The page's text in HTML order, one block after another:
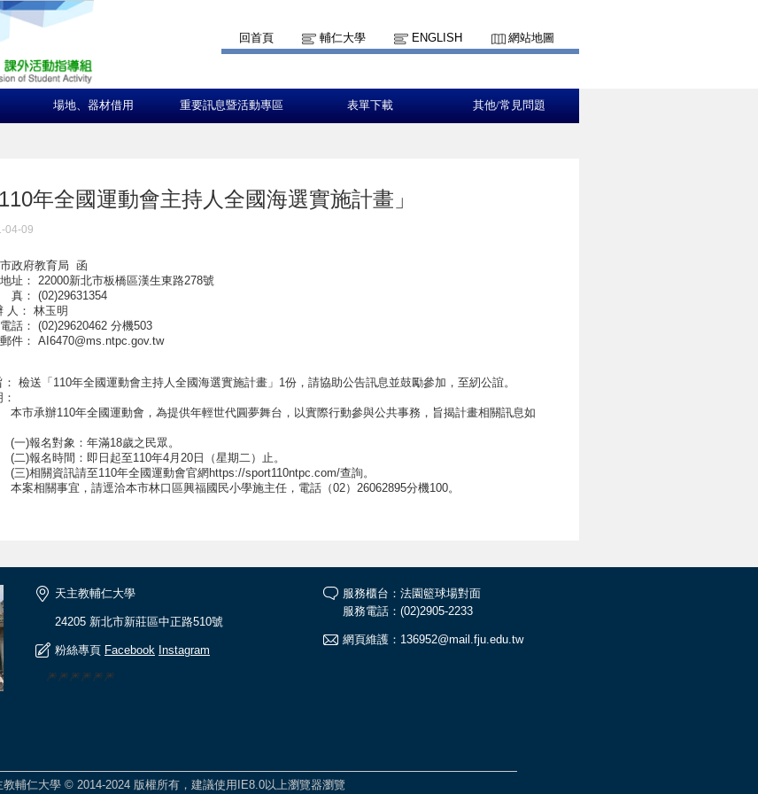
回首頁 輔仁大學 ENGLISH 網站地圖
場地、器材借用 重要訊息暨活動專區 表單下載 其他/常見問題
110年全國運動會主持人全國海選實施計畫」
04-09
市政府教育局 函
址： 22000新北市板橋區漢生東路278號
： (02)29631354
人： 林玉明
話： (02)29620462 分機503
件： AI6470@ms.ntpc.gov.tw
： 檢送「110年全國運動會主持人全國海選實施計畫」1份，請協助公告訊息並鼓勵參加，至紉公誼。
：
本市承辦110年全國運動會，為提供年輕世代圓夢舞台，以實際行動參與公共事務，旨揭計畫相關訊息如
報名對象：年滿18歲之民眾。
報名時間：即日起至110年4月20日（星期二）止。
相關資訊請至110年全國運動會官網https://sport110ntpc.com/查詢。
本案相關事宜，請逕洽本市林口區興福國民小學施主任，電話（02）26062895分機100。
天主教輔仁大學
24205 新北市新莊區中正路510號
粉絲專頁 Facebook Instagram
🎆🎆🎆🎆🎆🎆
服務櫃台：法園籃球場對面
服務電話：(02)2905-2233
網頁維護：136952@mail.fju.edu.tw
教輔仁大學 © 2014-2024 版權所有，建議使用IE8.0以上瀏覽器瀏覽